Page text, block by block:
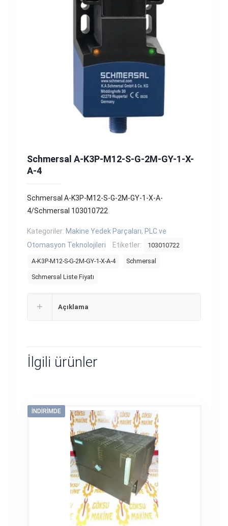
Schmersal A-K3P-M12-S-G-2M-GY-1-X-
A-4
Schmersal A-K3P-M12-S-G-2M-GY-1-X-A-
4/Schmersal 103010722
Kategoriler: Makine Yedek Parçaları, PLC ve
Otomasyon Teknolojileri
Etiketler: 103010722
A-K3P-M12-S-G-2M-GY-1-X-A-4 Schmersal
Schmersal Liste Fiyatı
Açıklama
İlgili ürünler
İNDIRIMDE